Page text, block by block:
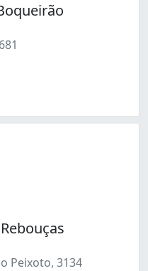
Peixoto, 3134